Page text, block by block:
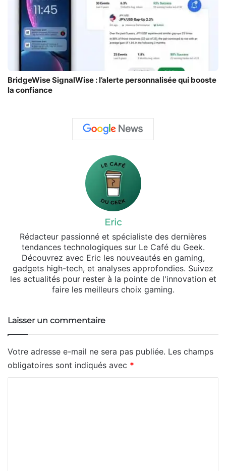
BridgeWise SignalWise : l’alerte personnalisée qui booste
la confiance
Eric
Rédacteur passionné et spécialiste des dernières
tendances technologiques sur Le Café du Geek.
Découvrez avec Eric les nouveautés en gaming,
gadgets high-tech, et analyses approfondies. Suivez
les actualités pour rester à la pointe de l'innovation et
faire les meilleurs choix gaming.
Laisser un commentaire
Votre adresse e-mail ne sera pas publiée. Les champs
obligatoires sont indiqués avec *